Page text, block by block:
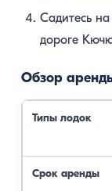
Садитесь
дороге
Обзор
Типы лодок
Срок аренды